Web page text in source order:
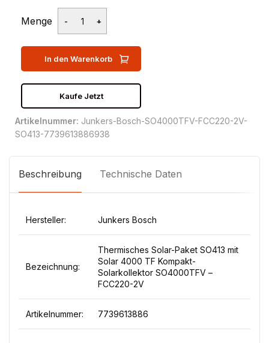
Menge
In den Warenkorb
Kaufe Jetzt
Artikelnummer: Junkers-Bosch-SO4000TFV-FCC220-2V-
SO413-7739613886938
Beschreibung Technische Daten
Hersteller: Junkers Bosch
Bezeichnung:
Thermisches Solar-Paket SO413 mit
Solar 4000 TF Kompakt-
Solarkollektor SO4000TFV –
FCC220-2V
Artikelnummer: 7739613886